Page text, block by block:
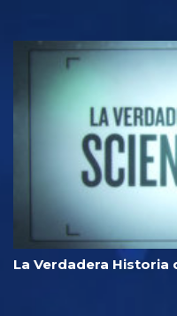
La Verdadera Historia